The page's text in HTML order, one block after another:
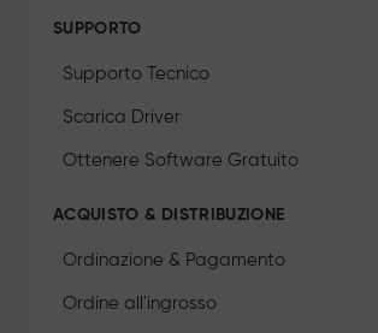
SUPPORTO
Supporto Tecnico
Scarica Driver
Ottenere Software Gratuito
ACQUISTO & DISTRIBUZIONE
Ordinazione & Pagamento
Ordine all'ingrosso